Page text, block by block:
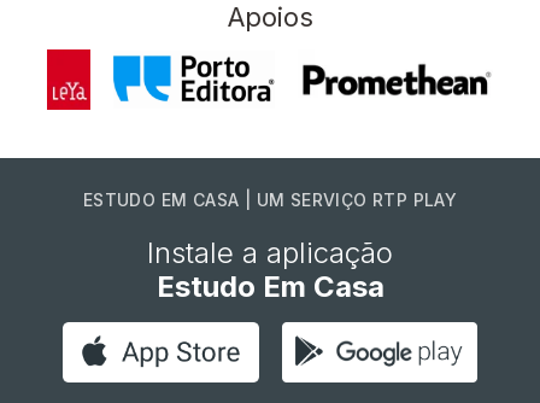
Apoios
ESTUDO EM CASA | UM SERVIÇO RTP PLAY
Instale a aplicação
Estudo Em Casa